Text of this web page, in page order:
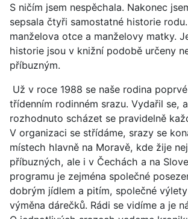
S ničím jsem nespěchala. Nakonec
sepsala čtyři samostatné historie
manželova otce a manželovy matky.
historie jsou v knižní podobě určeny
příbuzným.
Už v roce 1988 se naše rodina
třídenním rodinném srazu. Vydařil se,
rozhodnuto scházet se pravidelně
V organizaci se střídáme, srazy se
místech hlavně na Moravě, kde žije
příbuzných, ale i v Čechách a na
programu je zejména společné
dobrým jídlem a pitím, společné
výměna dárečků. Rádi se vidíme a je